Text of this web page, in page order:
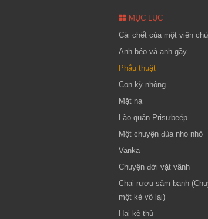
MỤC LỤC
Cái chết của một viên
Anh béo và anh gầy
Phẫu thuật
Con kỳ nhông
Mặt nạ
Lão quản Prisưbeép
Một chuyện đùa nho nhỏ
Vanka
Chuyện đời vặt vãnh
Chai rượu sâm banh
một kẻ vô lại)
Hai kẻ thù